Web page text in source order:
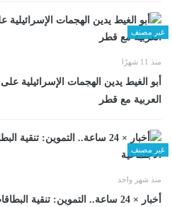
غير مصنف
منذ 11 شهرًا
أبو الغيط يدين الهجمات الإسرائيلية
العربية مع قطر
غير مصنف
منذ شهر واحد
أخبار × 24 ساعة.. التموين: تنقية